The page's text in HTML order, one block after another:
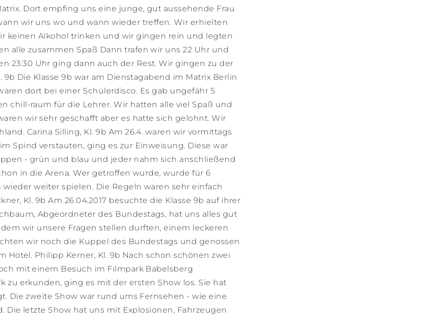
Dort empfing uns eine junge, gut aussehende Frau
wir uns wo und wann wieder treffen. Wir erhielten
keinen Alkohol trinken und wir gingen rein und legten
alle zusammen Spaß Dann trafen wir uns 22 Uhr und
23:30 Uhr ging dann auch der Rest. Wir gingen zu der
Die Klasse 9b war am Dienstagabend im Matrix Berlin
dort bei einer Schülerdisco. Es gab ungefähr 5
chill-raum für die Lehrer. Wir hatten alle viel Spaß und
wir sehr geschafft aber es hatte sich gelohnt. Wir
Carina Silling, Kl. 9b Am 26.4. waren wir vormittags
Spind verstauten, ging es zur Einweisung. Diese war
- grün und blau und jeder nahm sich anschließend
in die Arena. Wer getroffen wurde, wurde für 6
weiter spielen. Die Regeln waren sehr einfach
Kl. 9b Am 26.04.2017 besuchte die Klasse 9b auf ihrer
Abgeordneter des Bundestags, hat uns alles gut
wir unsere Fragen stellen durften, einem leckeren
wir noch die Kuppel des Bundestags und genossen
Hotel. Philipp Kerner, Kl. 9b Nach schon schönen zwei
mit einem Besuch im Filmpark Babelsberg
zu erkunden, ging es mit der ersten Show los. Sie hat
Die zweite Show war rund ums Fernsehen - wie eine
letzte Show hat uns mit Explosionen, Fahrzeugen